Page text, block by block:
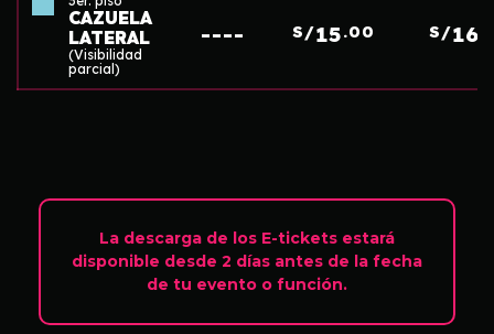
CAZUELA
LATERAL
(Visibilidad
parcial)
---- S/15.00 S/16
La descarga de los E-tickets estará
disponible desde 2 días antes de la fecha
de tu evento o función.